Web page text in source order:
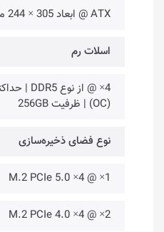
ATX @ ابعاد 305 × 244 ‌میلی‌متر
اسلات رم
(OC) | ظرفیت 256GB
نوع فضای ذخیره‌سازی
1× @ M.2 PCIe 5.0 ×4
2× @ M.2 PCIe 4.0 ×4